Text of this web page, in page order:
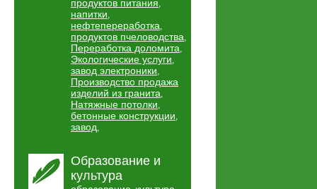
продуктов питания,
напитки,
нефтепереработка,
продуктов пчеловодства,
Переработка доломита,
Экологические услуги,
завод электроники,
Производство продажа
изделий из гранита,
Натяжные потолки,
бетонные конструкции,
завод,
Образование и
культура